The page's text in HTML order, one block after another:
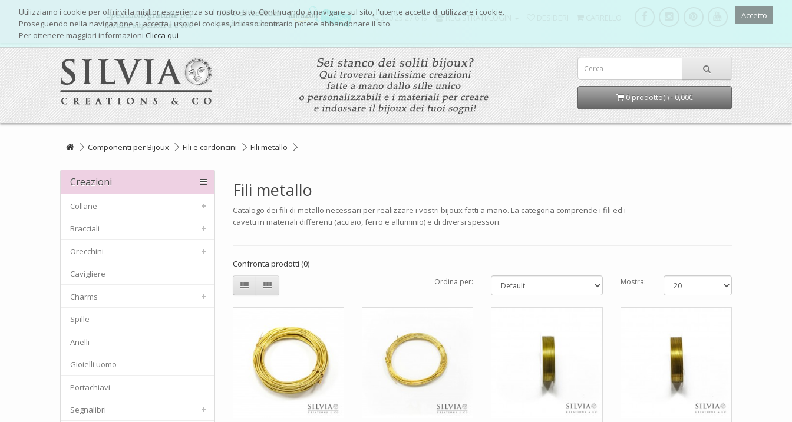
340.25.27.649 REGISTRATI/LOGIN
0 prodotto(i) - 0,00€
Componenti per Bijoux Fili e cordoncini Fili metallo
Creazioni
Collane
Bracciali
Orecchini
Cavigliere
Charms
Spille
Anelli
Gioielli uomo
Portachiavi
Segnalibri
Fili metallo
Catalogo dei fili di metallo necessari per realizzare i vostri bijoux fatti a mano. La categoria comprende i fili ed i
cavetti in materiali differenti (acciaio, ferro e alluminio) e di diversi spessori.
Confronta prodotti (0)
Ordina per: Mostra:
Accetto
Utilizziamo i cookie per offrirvi la miglior esperienza sul nostro sito. Continuando a navigare sul sito, l'utente accetta di utilizzare i cookie.
Proseguendo nella navigazione si accetta l'uso dei cookies, in caso contrario potete abbandonare il sito.
Per ottenere maggiori informazioni Clicca qui